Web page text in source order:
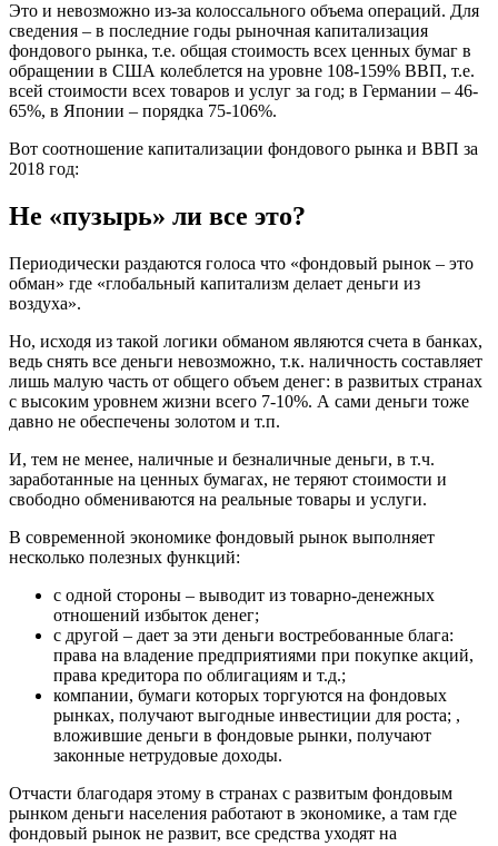
Это и невозможно из-за колоссального объема операций. Для
сведения – в последние годы рыночная капитализация
фондового рынка, т.е. общая стоимость всех ценных бумаг в
обращении в США колеблется на уровне 108-159% ВВП, т.е.
всей стоимости всех товаров и услуг за год; в Германии – 46-
65%, в Японии – порядка 75-106%.
Вот соотношение капитализации фондового рынка и ВВП за
2018 год:
Не «пузырь» ли все это?
Периодически раздаются голоса что «фондовый рынок – это
обман» где «глобальный капитализм делает деньги из
воздуха».
Но, исходя из такой логики обманом являются счета в банках,
ведь снять все деньги невозможно, т.к. наличность составляет
лишь малую часть от общего объем денег: в развитых странах
с высоким уровнем жизни всего 7-10%. А сами деньги тоже
давно не обеспечены золотом и т.п.
И, тем не менее, наличные и безналичные деньги, в т.ч.
заработанные на ценных бумагах, не теряют стоимости и
свободно обмениваются на реальные товары и услуги.
В современной экономике фондовый рынок выполняет
несколько полезных функций:
с одной стороны – выводит из товарно-денежных
отношений избыток денег;
с другой – дает за эти деньги востребованные блага:
права на владение предприятиями при покупке акций,
права кредитора по облигациям и т.д.;
компании, бумаги которых торгуются на фондовых
рынках, получают выгодные инвестиции для роста; ,
вложившие деньги в фондовые рынки, получают
законные нетрудовые доходы.
Отчасти благодаря этому в странах с развитым фондовым
рынком деньги населения работают в экономике, а там где
фондовый рынок не развит, все средства уходят на